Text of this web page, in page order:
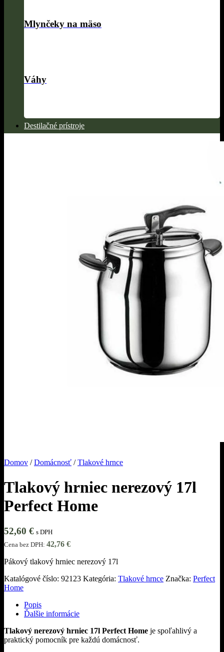
Mlynčeky na mäso
Váhy
Destilačné prístroje
Domov / Domácnosť / Tlakové hrnce
Tlakový hrniec nerezový 17l
Perfect Home
52,60 € s DPH
Cena bez DPH: 42,76 €
Pákový tlakový hrniec nerezový 17l
Katalógové číslo: 92123 Kategória: Tlakové hrnce Značka: Perfect
Home
Popis
Ďalšie informácie
Tlakový nerezový hrniec 17l Perfect Home je spoľahlivý a
praktický pomocník pre každú domácnosť.